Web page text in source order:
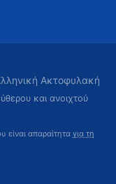
Ακτοφυλακή
και ανοιχτού
είναι απαραίτητα για τη